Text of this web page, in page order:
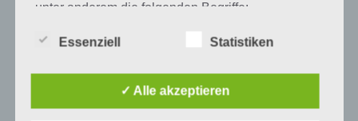
unter anderem die folgenden Begriffe:
Personenbezogene Daten sind alle
Essenziell Statistiken
✓ Alle akzeptieren